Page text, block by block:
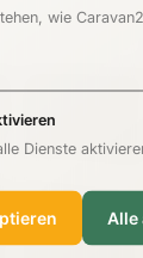
wie
Dienste
Alle